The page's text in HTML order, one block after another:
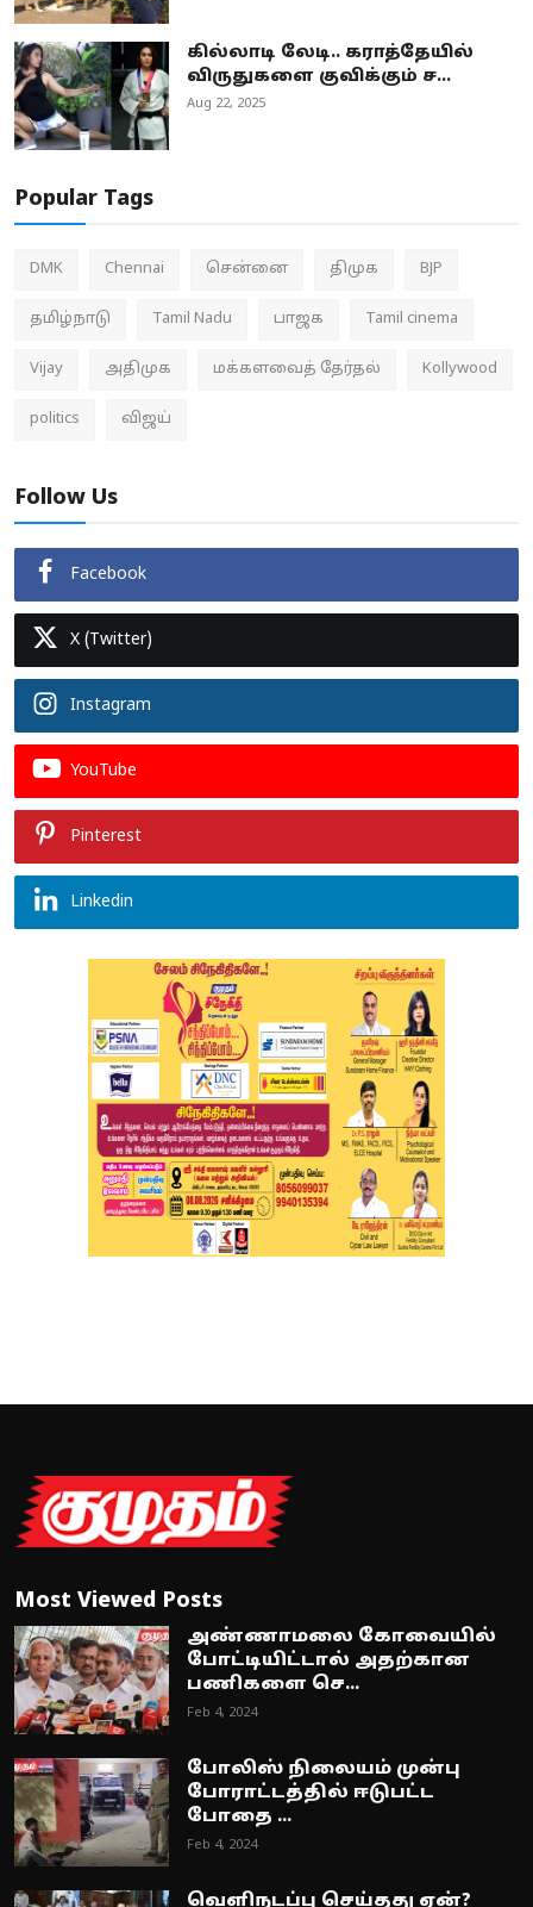
கில்லாடி லேடி.. கராத்தேயில்
விருதுகளை குவிக்கும் ச...
Aug 22, 2025
Popular Tags
DMK Chennai சென்னை திமுக BJP
தமிழ்நாடு Tamil Nadu பாஜக Tamil cinema
Vijay அதிமுக மக்களவைத் தேர்தல் Kollywood
politics விஜய்
Follow Us
Facebook
X (Twitter)
Instagram
YouTube
Pinterest
Linkedin
Most Viewed Posts
அண்ணாமலை கோவையில்
போட்டியிட்டால் அதற்கான
பணிகளை செ...
Feb 4, 2024
போலிஸ் நிலையம் முன்பு
போராட்டத்தில் ஈடுபட்ட
போதை ...
Feb 4, 2024
வெளிநடப்பு செய்தது ஏன்?